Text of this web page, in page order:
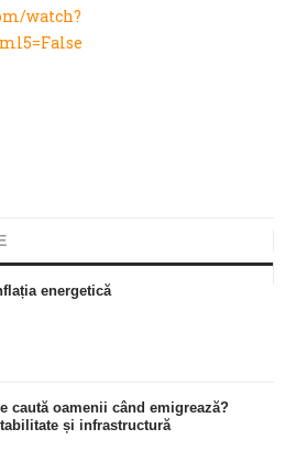
watch?
energetică
caută oamenii când emigrează?
și infrastructură